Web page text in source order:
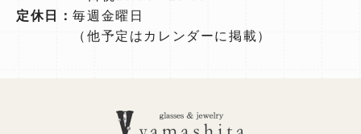
定休日：毎週金曜日
（他予定はカレンダーに掲載）